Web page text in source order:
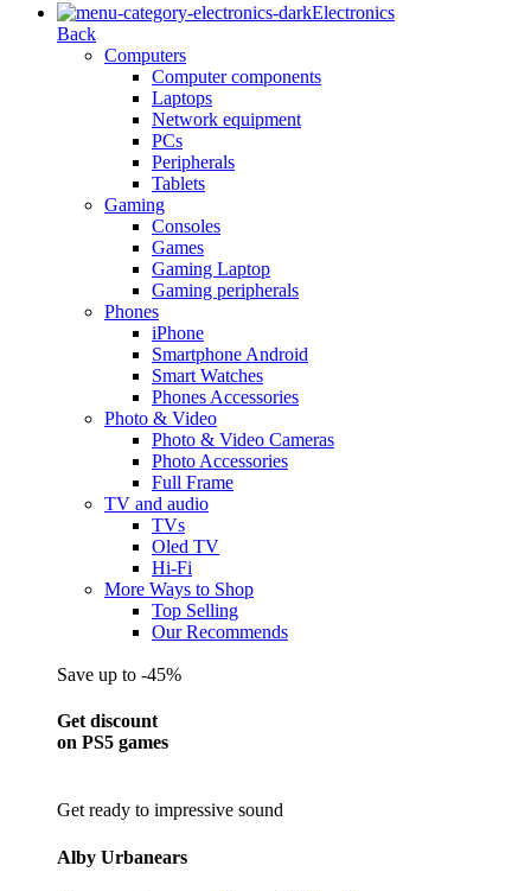
Electronics
Back
Computers
Computer components
Laptops
Network equipment
PCs
Peripherals
Tablets
Gaming
Consoles
Games
Gaming Laptop
Gaming peripherals
Phones
iPhone
Smartphone Android
Smart Watches
Phones Accessories
Photo & Video
Photo & Video Cameras
Photo Accessories
Full Frame
TV and audio
TVs
Oled TV
Hi-Fi
More Ways to Shop
Top Selling
Our Recommends
Save up to -45%
Get discount
on PS5 games
Get ready to impressive sound
Alby Urbanears